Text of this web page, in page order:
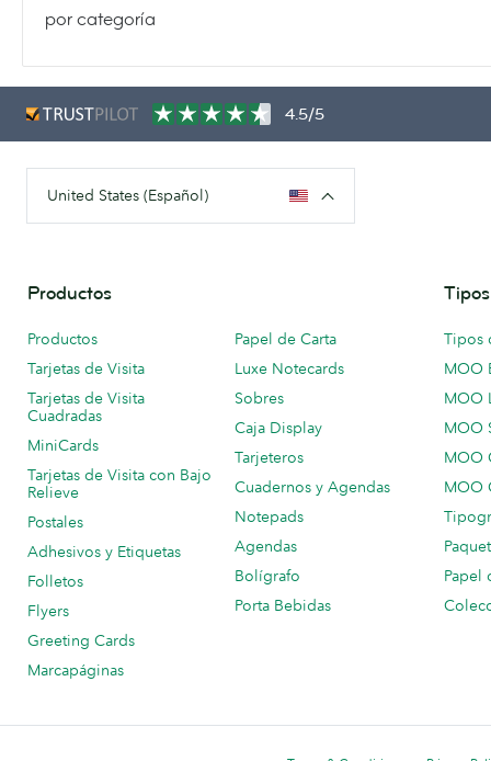
por categoría
4.5/5
United States (Español)
Productos
Productos
Tarjetas de Visita
Tarjetas de Visita
Cuadradas
MiniCards
Tarjetas de Visita con Bajo
Relieve
Postales
Adhesivos y Etiquetas
Folletos
Flyers
Greeting Cards
Marcapáginas
Papel de Carta
Luxe Notecards
Sobres
Caja Display
Tarjeteros
Cuadernos y Agendas
Notepads
Agendas
Bolígrafo
Porta Bebidas
Tipos
MOO
MOO
MOO
MOO
MOO
Papel